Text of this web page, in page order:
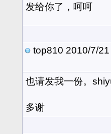
发给你了，呵呵
top810 2010/7/
也请发我一份。
多谢